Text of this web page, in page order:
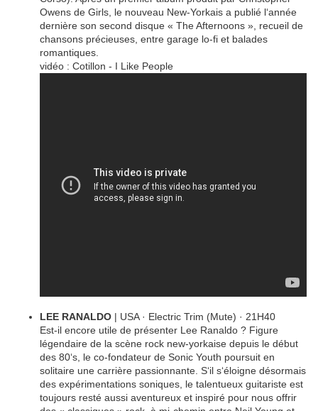
Owens de Girls, le nouveau New-Yorkais a publié l‘année
dernière son second disque « The Afternoons », recueil de
chansons précieuses, entre garage lo-fi et balades
romantiques.
vidéo : Cotillon - I Like People
LEE RANALDO | USA · Electric Trim (Mute) · 21H40
Est-il encore utile de présenter Lee Ranaldo ? Figure
légendaire de la scène rock new-yorkaise depuis le début
des 80‘s, le co-fondateur de Sonic Youth poursuit en
solitaire une carrière passionnante. S‘il s‘éloigne désormais
des expérimentations soniques, le talentueux guitariste est
toujours resté aussi aventureux et inspiré pour nous offrir